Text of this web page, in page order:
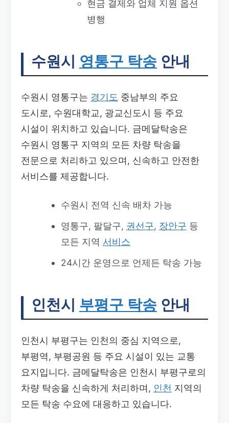
현금 결제와 업체 지원 옵션
병행
수원시 영통구 탁송 안내
수원시 영통구는 경기도 중남부의 주요
도시로, 수원대학교, 광교신도시 등 주요
시설이 위치하고 있습니다. 금메달탁송은
수원시 영통구 지역의 모든 차량 탁송을
전문으로 처리하고 있으며, 신속하고 안전한
서비스를 제공합니다.
수원시 전역 신속 배차 가능
영통구, 팔달구, 권선구, 장안구 등
모든 지역 서비스
24시간 운영으로 언제든 탁송 가능
인천시 부평구 탁송 안내
인천시 부평구는 인천의 중심 지역으로,
부평역, 부평공원 등 주요 시설이 있는 교통
요지입니다. 금메달탁송은 인천시 부평구로의
차량 탁송을 신속하게 처리하며, 인천 지역의
모든 탁송 수요에 대응하고 있습니다.